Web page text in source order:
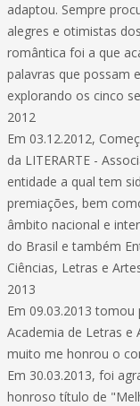
adaptou. Sempre
alegres e otimistas
romântica foi a que
palavras que possam
explorando os cinco
2012
Em 03.12.2012,
da LITERARTE -
entidade a qual tem
premiações, bem
âmbito nacional e
do Brasil e também
Ciências, Letras e
2013
Em 09.03.2013
Academia de Letras e
muito me honrou o
Em 30.03.2013, foi
honroso título de